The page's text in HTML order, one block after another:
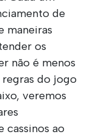
de
maneiras
os
não é menos
do jogo
veremos
cassinos ao